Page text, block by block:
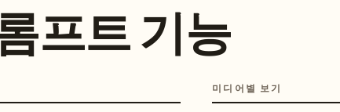
프트 기능
미디어별 보기